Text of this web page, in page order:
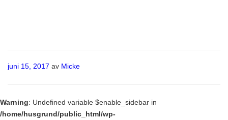
Publicerat
juni 15, 2017 av Micke
Warning: Undefined variable $enable_sidebar in
/home/husgrund/public_html/wp-